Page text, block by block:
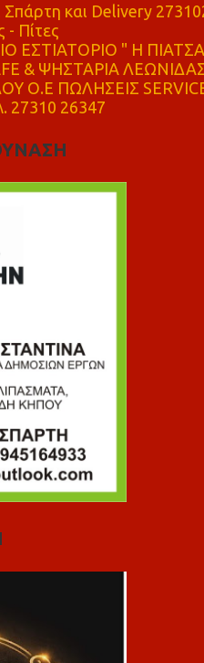
Σπάρτη και Delivery
- Πίτες
ΕΣΤΙΑΤΟΡΙΟ " Η
& ΨΗΣΤΑΡΙΑ
Ο.Ε ΠΩΛΗΣΕΙΣ
27310 26347